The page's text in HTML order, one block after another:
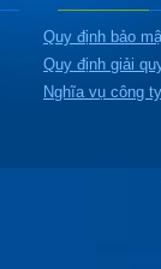
Quy định bảo
Quy định giải
Nghĩa vụ công